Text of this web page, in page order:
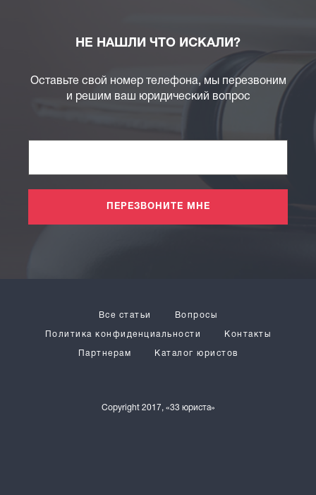
НЕ НАШЛИ ЧТО ИСКАЛИ?
Оставьте свой номер телефона, мы перезвоним
и решим ваш юридический вопрос
ПЕРЕЗВОНИТЕ МНЕ
Copyright 2017, «33 юриста»
Все статьи Вопросы
Политика конфиденциальности Контакты
Партнерам Каталог юристов